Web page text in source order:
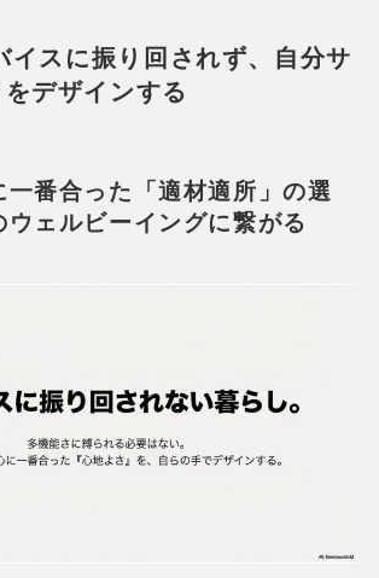
イスに振り回されず、自分サ
デザインする
一番合った「適材適所」の選
ウェルビーイングに繋がる